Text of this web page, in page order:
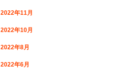
2022年11月
2022年10月
2022年8月
2022年6月